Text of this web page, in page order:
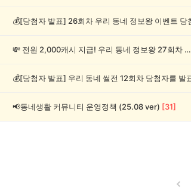
💸 전원 2,000캐시 지급! 우리 동네 정보왕 27회차 (~8/10)
📢동네생활 커뮤니티 운영정책 (25.08 ver) [31]